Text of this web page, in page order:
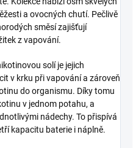
a ovocných chutí. Pečlivě
směsí zajišťují
z vapování.
solí je jejich
v krku při vapování a zároveň
do organismu. Díky tomu
v jednom potahu, a
nádechy. To přispívá
kapacitu baterie i náplně.